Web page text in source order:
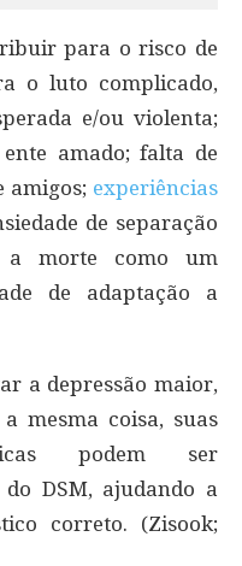
para o risco de
o luto complicado,
e/ou violenta;
amado; falta de
amigos; experiências
de separação
a morte como um
de adaptação a
a depressão maior,
mesma coisa, suas
podem ser
DSM, ajudando a
correto. (Zisook;